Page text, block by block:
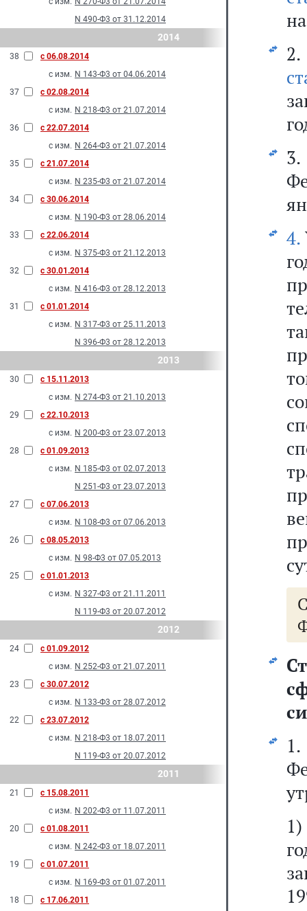
N 490-Ф3 от 31.12.2014
2014
38
с 06.08.2014
с изм. N 143-Ф3 от 04.06.2014
37
с 02.08.2014
с изм. N 218-Ф3 от 21.07.2014
36
с 22.07.2014
с изм. N 264-Ф3 от 21.07.2014
35
с 21.07.2014
с изм. N 235-Ф3 от 21.07.2014
34
с 30.06.2014
с изм. N 190-Ф3 от 28.06.2014
33
с 22.06.2014
с изм. N 375-Ф3 от 21.12.2013
32
с 30.01.2014
с изм. N 416-Ф3 от 28.12.2013
31
с 01.01.2014
с изм. N 317-Ф3 от 25.11.2013
N 396-Ф3 от 28.12.2013
2013
30
с 15.11.2013
с изм. N 274-Ф3 от 21.10.2013
29
с 22.10.2013
с изм. N 200-Ф3 от 23.07.2013
28
с 01.09.2013
с изм. N 185-Ф3 от 02.07.2013
N 251-Ф3 от 23.07.2013
27
с 07.06.2013
с изм. N 108-Ф3 от 07.06.2013
26
с 08.05.2013
с изм. N 98-Ф3 от 07.05.2013
25
с 01.01.2013
с изм. N 327-Ф3 от 21.11.2011
N 119-Ф3 от 20.07.2012
2012
24
с 01.09.2012
с изм. N 252-Ф3 от 21.07.2011
23
с 30.07.2012
с изм. N 133-Ф3 от 28.07.2012
22
с 23.07.2012
с изм. N 218-Ф3 от 18.07.2011
N 119-Ф3 от 20.07.2012
2011
21
с 15.08.2011
с изм. N 202-Ф3 от 11.07.2011
20
с 01.08.2011
с изм. N 242-Ф3 от 18.07.2011
19
с 01.07.2011
с изм. N 169-Ф3 от 01.07.2011
18
с 17.06.2011
4.